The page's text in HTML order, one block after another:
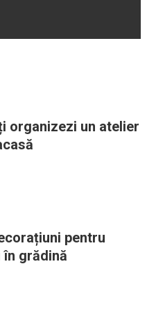
organizezi un atelier
pentru
grădină